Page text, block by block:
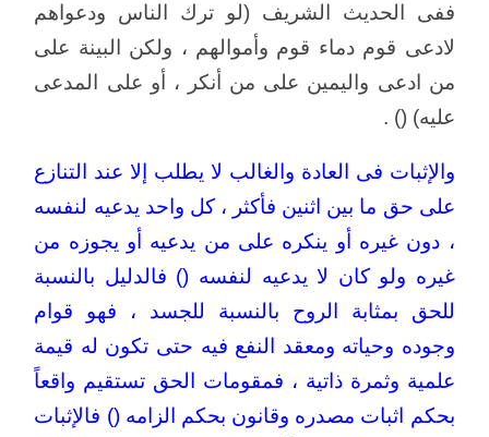
ففى الحديث الشريف (لو ترك الناس ودعواهم
لادعى قوم دماء قوم وأموالهم ، ولكن البينة على
من ادعى واليمين على من أنكر ، أو على المدعى
عليه) () .
والإثبات فى العادة والغالب لا يطلب إلا عند التنازع
على حق ما بين اثنين فأكثر ، كل واحد يدعيه لنفسه
، دون غيره أو ينكره على من يدعيه أو يجوزه من
غيره ولو كان لا يدعيه لنفسه () فالدليل بالنسبة
للحق بمثابة الروح بالنسبة للجسد ، فهو قوام
وجوده وحياته ومعقد النفع فيه حتى تكون له قيمة
علمية وثمرة ذاتية ، فمقومات الحق تستقيم واقعاً
بحكم اثبات مصدره وقانون بحكم الزامه () فالإثبات